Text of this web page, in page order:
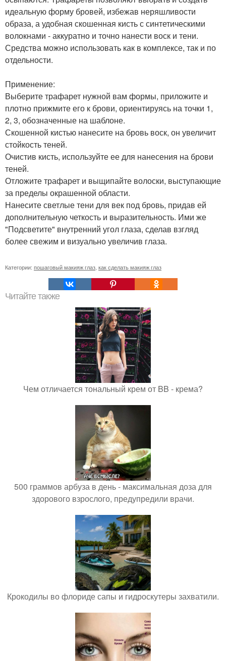
идеальную форму бровей, избежав неряшливости
образа, а удобная скошенная кисть с синтетическими
волокнами - аккуратно и точно нанести воск и тени.
Средства можно использовать как в комплексе, так и по
отдельности.
Применение:
Выберите трафарет нужной вам формы, приложите и
плотно прижмите его к брови, ориентируясь на точки 1,
2, 3, обозначенные на шаблоне.
Скошенной кистью нанесите на бровь воск, он увеличит
стойкость теней.
Очистив кисть, используйте ее для нанесения на брови
теней.
Отложите трафарет и выщипайте волоски, выступающие
за пределы окрашенной области.
Нанесите светлые тени для век под бровь, придав ей
дополнительную четкость и выразительность. Ими же
"Подсветите" внутренний угол глаза, сделав взгляд
более свежим и визуально увеличив глаза.
Категории: пошаговый макияж глаз как сделать макияж глаз
Читайте также
Чем отличается тональный крем от BB - крема?
500 граммов арбуза в день - максимальная доза для
здорового взрослого, предупредили врачи.
Крокодилы во флориде сапы и гидроскутеры захватили.